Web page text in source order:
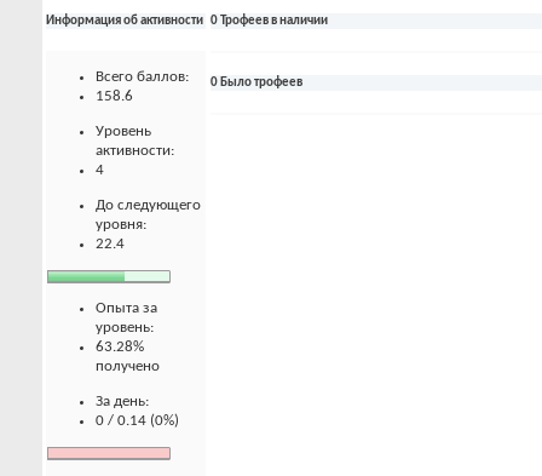
Информация об активности
Всего баллов:
158.6
Уровень
активности:
4
До следующего
уровня:
22.4
Опыта за
уровень:
63.28%
получено
За день:
0 / 0.14 (0%)
0 Трофеев в наличии
0 Было трофеев